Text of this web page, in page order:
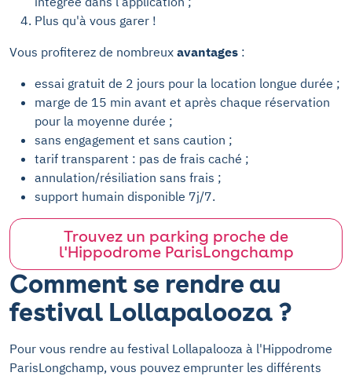
Plus qu'à vous garer !
Vous profiterez de nombreux avantages :
essai gratuit de 2 jours pour la location longue durée ;
marge de 15 min avant et après chaque réservation
pour la moyenne durée ;
sans engagement et sans caution ;
tarif transparent : pas de frais caché ;
annulation/résiliation sans frais ;
support humain disponible 7j/7.
Trouvez un parking proche de
l'Hippodrome ParisLongchamp
Comment se rendre au
festival Lollapalooza ?
Pour vous rendre au festival Lollapalooza à l'Hippodrome
ParisLongchamp, vous pouvez emprunter les différents